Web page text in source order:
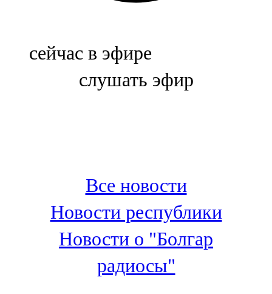
Болгар
100,3 FM
Зәй
106,6 FM
Кадыбаш
105,2 FM
сейчас в эфире
слушать эфир
Все новости
Новости республики
Новости о "Болгар
радиосы"